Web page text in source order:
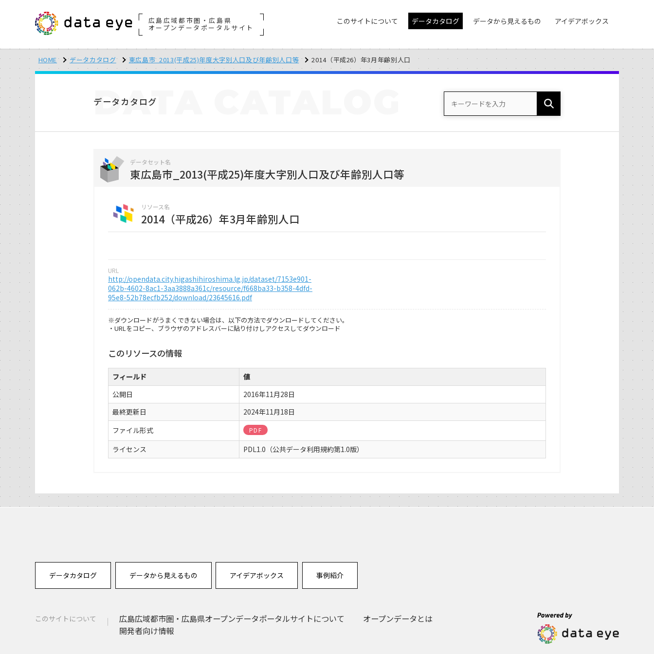
広島広域都市圏・広島県
オープンデータポータルサイト
このサイトについて データカタログ データから見えるもの アイデアボックス
HOME データカタログ 東広島市_2013(平成25)年度大字別人口及び年齢別人口等 2014（平成26）年3月年齢別人口
データカタログ
DATA
データセット名
東広島市_2013(平成25)年度大字別人口及び年齢別人口等
リソース名
2014（平成26）年3月年齢別人口
URL
http://opendata.city.higashihiroshima.lg.jp/dataset/7153e901-
062b-4602-8ac1-3aa3888a361c/resource/f668ba33-b358-4dfd-
95e8-52b78ecfb252/download/23645616.pdf
※ダウンロードがうまくできない場合は、以下の方法でダウンロードしてください。
・URLをコピー、ブラウザのアドレスバーに貼り付けしアクセスしてダウンロード
このリソースの情報
フィールド
値
公開日
2016年11月28日
最終更新日
2024年11月18日
ファイル形式
PDF
ライセンス PDL1.0（公共データ利用規約第1.0版）
データカタログ データから見えるもの アイデアボックス 事例紹介
このサイトについて 広島広域都市圏・広島県オープンデータポータルサイトについて
オープンデータとは
開発者向け情報